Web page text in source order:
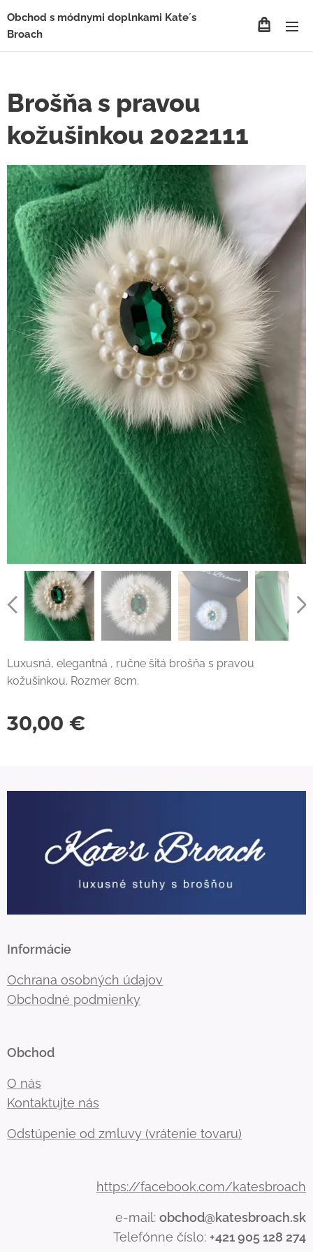
Obchod s módnymi doplnkami Kate´s
Broach
Brošňa s pravou
kožušinkou 2022111
Luxusná, elegantná , ručne šitá brošňa s pravou
kožušinkou. Rozmer 8cm.
30,00 €
Informácie
Ochrana osobných údajov
Obchodné podmienky
Obchod
O nás
Kontaktujte nás
Odstúpenie od zmluvy (vrátenie tovaru)
https://facebook.com/katesbroach
e-mail: obchod@katesbroach.sk
Telefónne číslo: +421 905 128 274